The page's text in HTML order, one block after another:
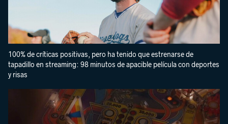
100% de críticas positivas, pero ha tenido que estrenarse de
tapadillo en streaming: 98 minutos de apacible película con deportes
y risas